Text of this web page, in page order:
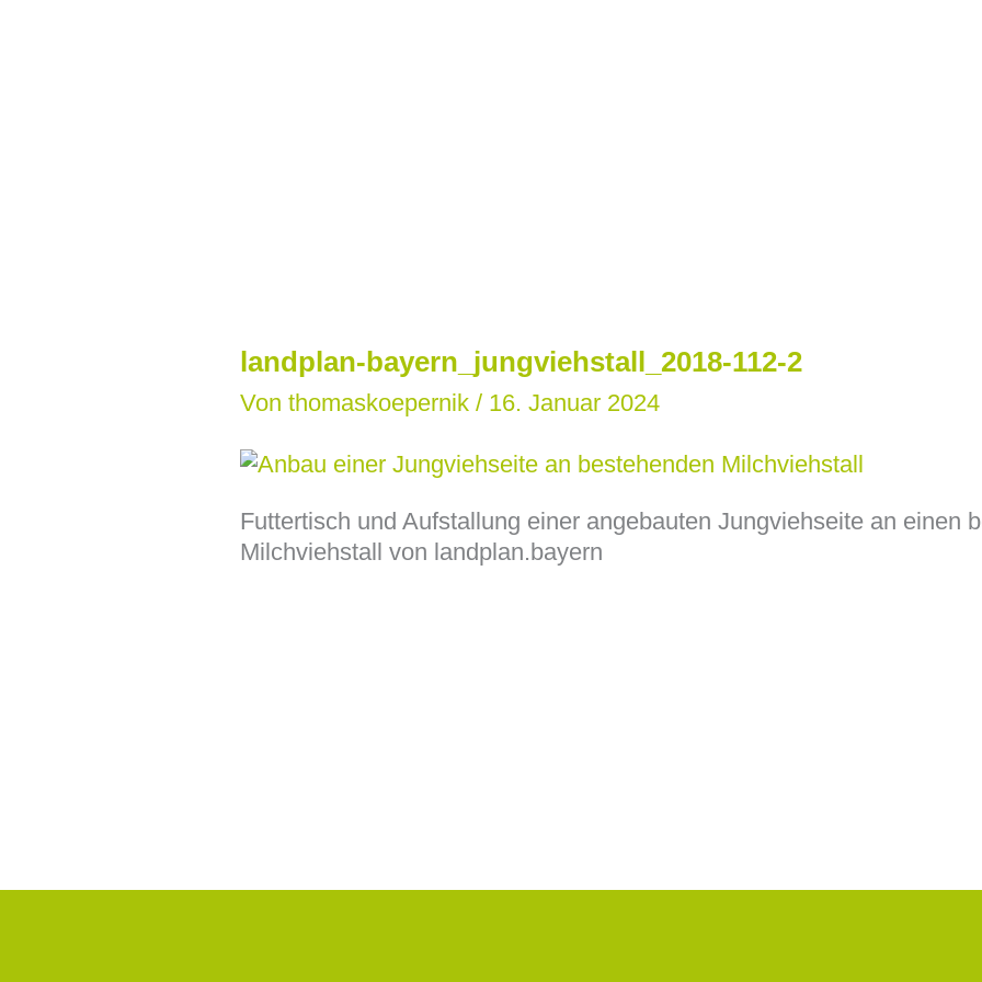
landplan-bayern_jungviehstall_2018-112-2
Von thomaskoepernik / 16. Januar 2024
Futtertisch und Aufstallung einer angebauten Jungviehseite an einen
Milchviehstall von landplan.bayern